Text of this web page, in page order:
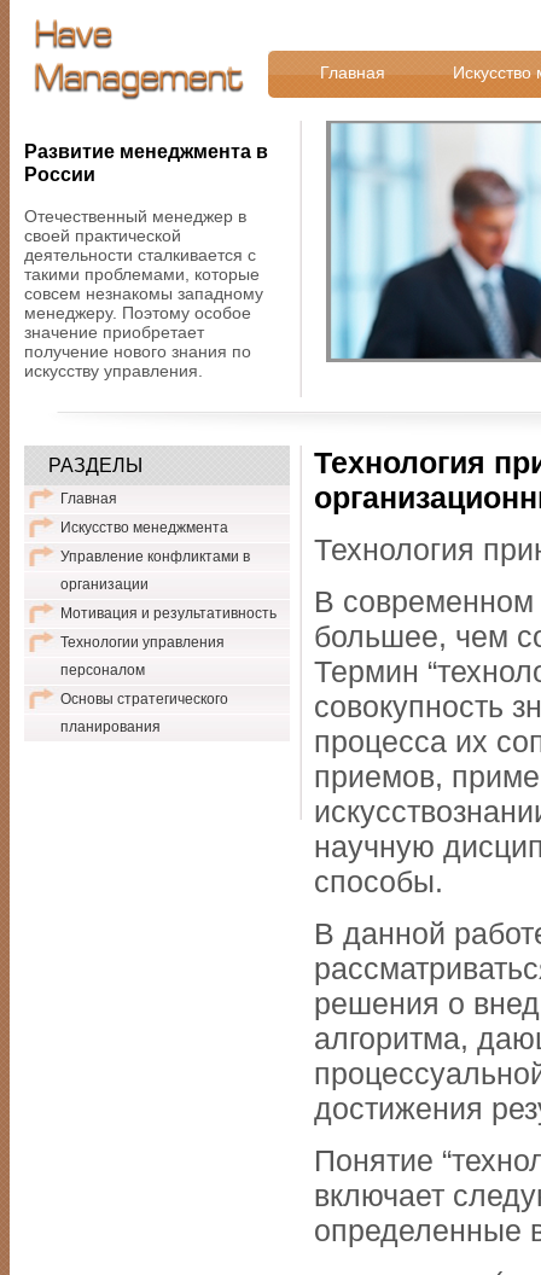
Главная
Развитие менеджмента в
России
Отечественный менеджер в
своей практической
деятельности сталкивается с
такими проблемами, которые
совсем незнакомы западному
менеджеру. Поэтому особое
значение приобретает
получение нового знания по
искусству управления.
РАЗДЕЛЫ
Главная
Искусство менеджмента
Управление конфликтами в
организации
Мотивация и результативность
Технологии управления
персоналом
Основы стратегического
планирования
Технология
Технология
В современном
большее, чем
Термин
совокупность
процесса их
приемов,
научную
способы.
В данной
решения о
алгоритма,
достижения
Понятие
включает
определенные